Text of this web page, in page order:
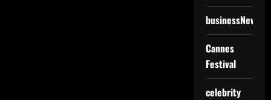
businessNews
Cannes
Festival
celebrity